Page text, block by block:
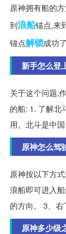
原神拥有船的
到浪船锚点,来
锚点解锁成功
新手怎么登
关于这个问题,
的船: 1. 了解北
用。北斗是中
原神怎么驾
原神按以下方
浪船即可进入
的方向。 3、右
原神多少级